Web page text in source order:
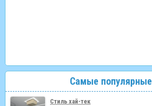
Самые популярные
Стиль хай-тек